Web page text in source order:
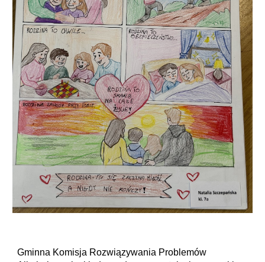
Gminna Komisja Rozwiązywania Problemów